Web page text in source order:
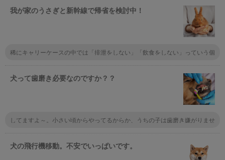
我が家のうさぎと新幹線で帰省を検討中！
稀にキャリーケースの中では「排泄をしない」「飲食をしない」っていう個
は指定席でペットを置く座席を予約しておくのもおすすめだけど会社によっ
て違うので実際使うところの鉄道会社に問い合わせてみて！
犬って歯磨き必要なのですか？？
してますよ～。小さい頃からやってるからか、うちの子は歯磨き嫌がりませ
ことにもなるので、健康のためには絶対にしたほうがいいですよ。
犬の飛行機移動。不安でいっぱいです。